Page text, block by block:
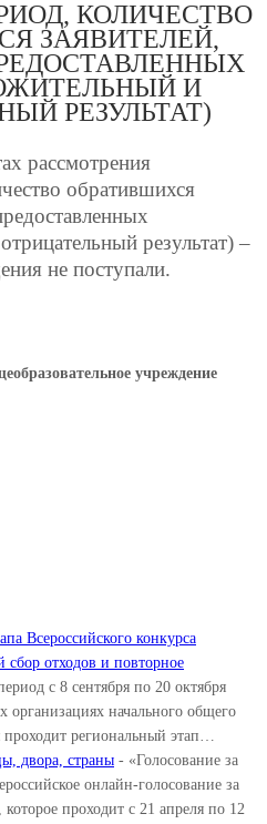
КОЛИЧЕСТВО
ЗАЯВИТЕЛЕЙ,
И
РЕЗУЛЬТАТ)
рассмотрения
обратившихся
результат) –
не поступали.
учреждение
Всероссийского конкурса
сбор отходов и повторное
с 8 сентября по 20 октября
организациях начального общего
региональный этап…
двора, страны - «Голосование за
онлайн-голосование за
которое проходит с 21 апреля по 12